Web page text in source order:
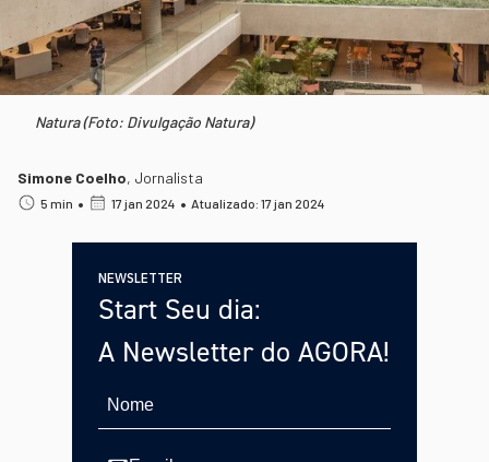
Natura (Foto: Divulgação Natura)
Simone Coelho, Jornalista
5 min • 17 jan 2024 • Atualizado: 17 jan 2024
NEWSLETTER
Start Seu dia:
A Newsletter do AGORA!